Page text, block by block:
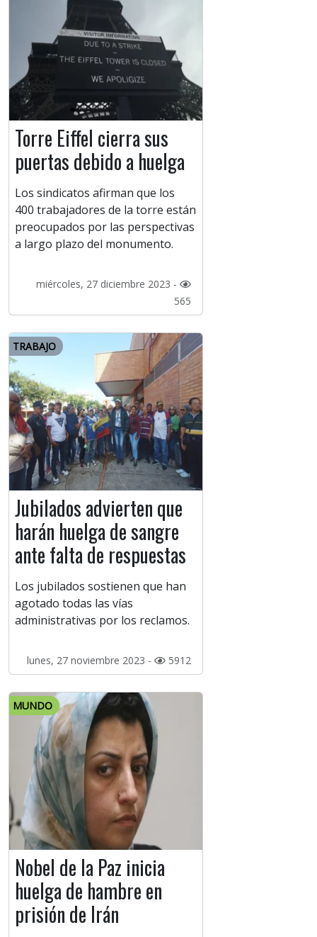
Torre Eiffel cierra sus
puertas debido a huelga
Los sindicatos afirman que los
400 trabajadores de la torre están
preocupados por las perspectivas
a largo plazo del monumento.
miércoles, 27 diciembre 2023 -
565
TRABAJO
Jubilados advierten que
harán huelga de sangre
ante falta de respuestas
Los jubilados sostienen que han
agotado todas las vías
administrativas por los reclamos.
lunes, 27 noviembre 2023 - 5912
MUNDO
Nobel de la Paz inicia
huelga de hambre en
prisión de Irán